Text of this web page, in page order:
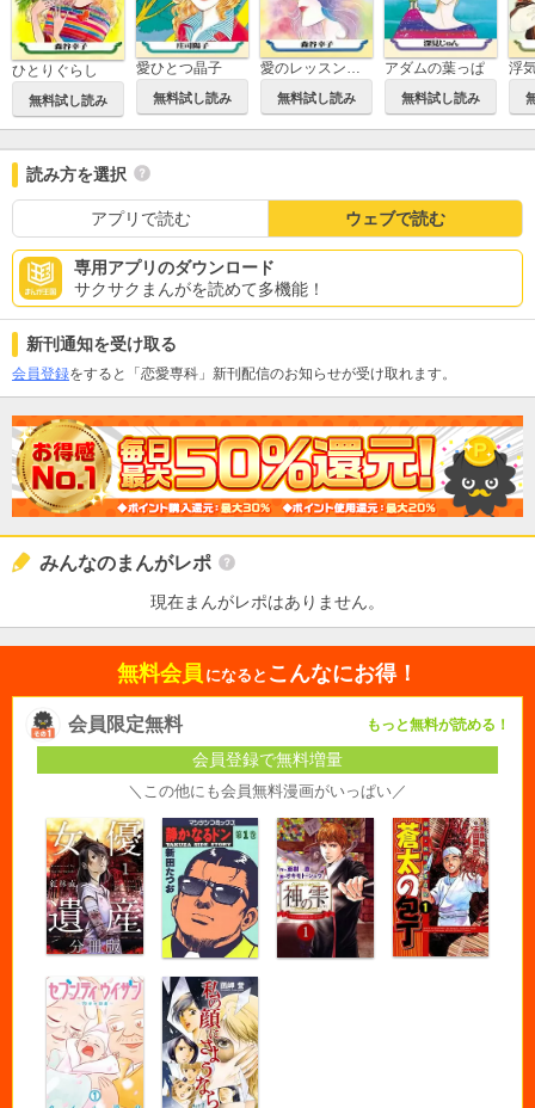
ひとりぐらし
無料試し読み
愛ひとつ晶子
無料試し読み
愛のレッスンカウントエイト
無料試し読み
アダムの葉っぱ
無料試し読み
読み方を選択
アプリで読む ウェブで読む
専用アプリのダウンロード
サクサクまんがを読めて多機能！
新刊通知を受け取る
会員登録をすると「恋愛専科」新刊配信のお知らせが受け取れます。
みんなのまんがレポ
現在まんがレポはありません。
無料会員 になると こんなにお得！
会員限定無料 もっと無料が読める！
会員登録で無料増量
＼この他にも会員無料漫画がいっぱい／